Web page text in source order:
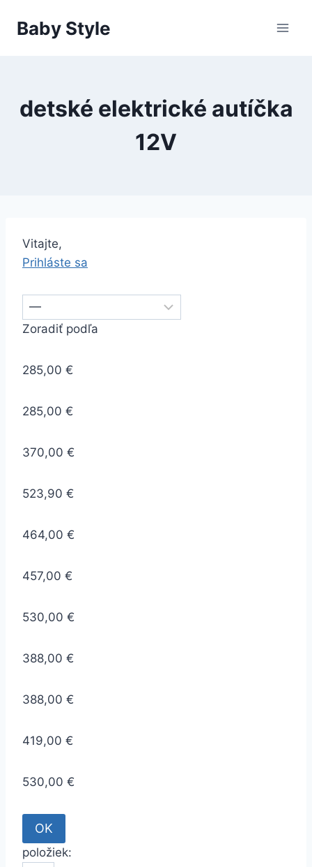
Baby Style
detské elektrické autíčka
12V
Vitajte,
Prihláste sa
Zoradiť podľa
285,00 €
285,00 €
370,00 €
523,90 €
464,00 €
457,00 €
530,00 €
388,00 €
388,00 €
419,00 €
530,00 €
položiek: